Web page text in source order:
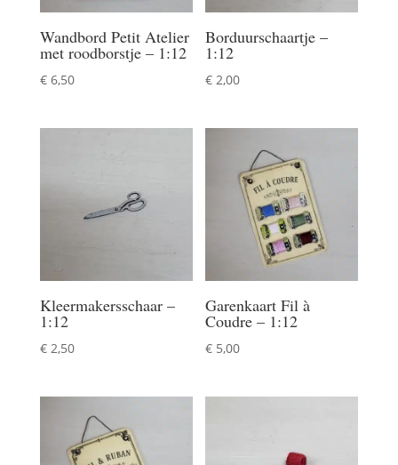
Wandbord Petit Atelier
met roodborstje – 1:12
€6,50
Borduurschaartje –
1:12
€ 2,00
Kleermakersschaar –
1:12
€2,50
Garenkaart Fil à
Coudre – 1:12
€ 5,00